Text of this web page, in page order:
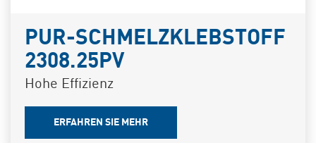
PUR-SCHMELZKLEBSTOFF
2308.25PV
Hohe Effizienz
ERFAHREN SIE MEHR